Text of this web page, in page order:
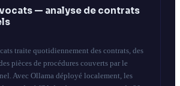
— analyse de contrats
traite quotidiennement des contrats, des
pièces de procédures couverts par le
Avec Ollama déployé localement, les